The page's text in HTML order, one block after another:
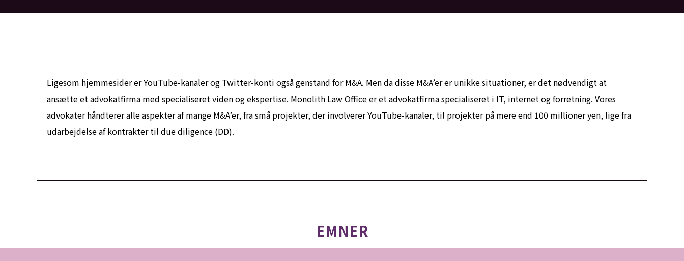
Ligesom hjemmesider er YouTube-kanaler og Twitter-konti også genstand for M&A. Men da disse M&A’er er unikke situationer, er det nødvendigt at
ansætte et advokatfirma med specialiseret viden og ekspertise. Monolith Law Office er et advokatfirma specialiseret i IT, internet og forretning. Vores
advokater håndterer alle aspekter af mange M&A’er, fra små projekter, der involverer YouTube-kanaler, til projekter på mere end 100 millioner yen, lige fra
udarbejdelse af kontrakter til due diligence (DD).
EMNER